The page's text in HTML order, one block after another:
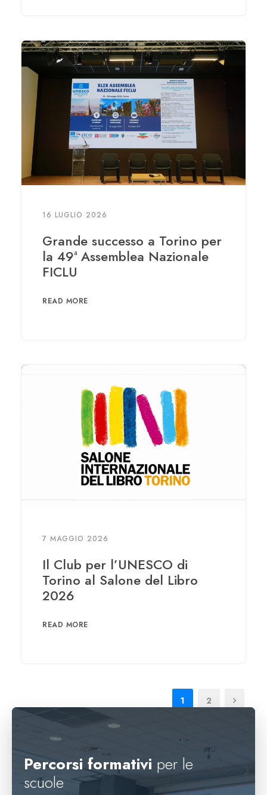
16 LUGLIO 2026
Grande successo a Torino per
la 49ª Assemblea Nazionale
FICLU
READ MORE
7 MAGGIO 2026
Il Club per l’UNESCO di
Torino al Salone del Libro
2026
READ MORE
1 2
Percorsi formativi per le
scuole